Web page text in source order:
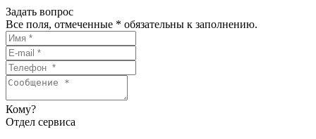
Задать вопрос
Все поля, отмеченные * обязательны к заполнению.
Кому?
Отдел сервиса